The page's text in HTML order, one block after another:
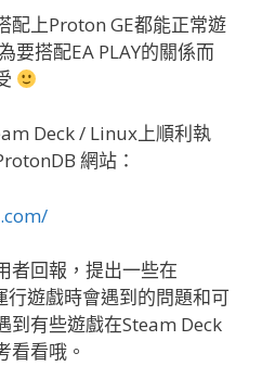
配上Proton GE都能正常遊
要搭配EA PLAY的關係而
Deck / Linux上順利執
網站：
者回報，提出一些在
遊戲時會遇到的問題和可
到有些遊戲在Steam Deck
看看哦。